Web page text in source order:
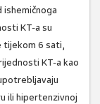
ishemičnoga
KT-a su
tijekom 6 sati,
KT-a kao
ili hipertenzivnoj